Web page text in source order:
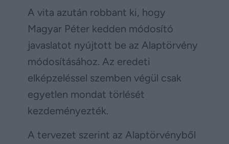
A vita azután robbant ki, hogy
Magyar Péter kedden módosító
javaslatot nyújtott be az Alaptörvény
módosításához. Az eredeti
elképzeléssel szemben végül csak
egyetlen mondat törlését
kezdeményezték.
A tervezet szerint az Alaptörvényből